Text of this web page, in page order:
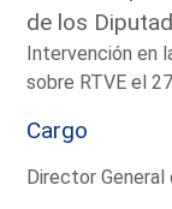
de los
Intervención en
sobre RTVE el
Cargo
Director General